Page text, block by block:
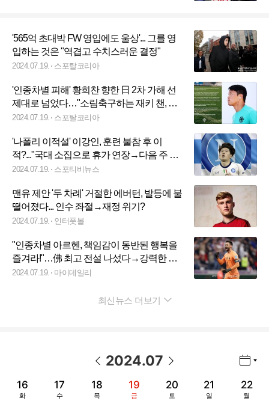
'565억 초대박 FW 영입에도 울상'... 그를 영
입하는 것은 "역겹고 수치스러운 결정"
2024.07.19. 스포탈코리아
'인종차별 피해' 황희찬 향한 日 2차 가해 선
제대로 넘었다…"소림축구하는 재키 챈, 잘
어울리네!"
2024.07.19. 스포탈코리아
'나폴리 이적설' 이강인, 훈련 불참 후 이
적?..."국대 소집으로 휴가 연장→다음 주 월
요일 PSG 복귀"
2024.07.19. 스포티비뉴스
맨유 제안 '두 차례' 거절한 에버턴, 발등에 불
떨어졌다... 인수 좌절→재정 위기?
2024.07.19. 인터풋볼
"인종차별 아르헨, 책임감이 동반된 행복을
즐겨라!"…佛 최고 전설 나섰다→강력한 일
침 "그들은 아이들의 모범이 될 수 없다"
2024.07.19. 마이데일리
최신뉴스 더보기
2024.07
16
화
17
수
18
목
19
금
20
토
21
일
22
월